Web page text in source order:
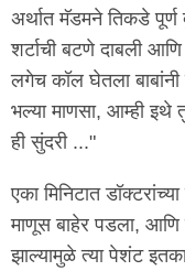
अर्थात मॅडमने तिकडे पूर्ण
शर्टाची बटणे दाबली
लगेच कॉल घेतला
भल्या माणसा, आम्ही इथे
ही सुंदरी ..."
एका मिनिटात
माणूस बाहेर पडला, आणि
झाल्यामुळे त्या पेशंट